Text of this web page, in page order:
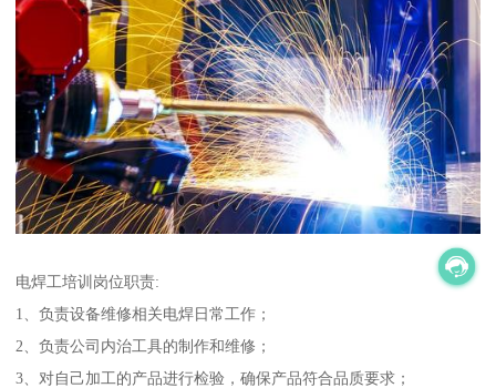
电焊工培训岗位职责:
1、负责设备维修相关电焊日常工作；
2、负责公司内治工具的制作和维修；
3、对自己加工的产品进行检验，确保产品符合品质要求；